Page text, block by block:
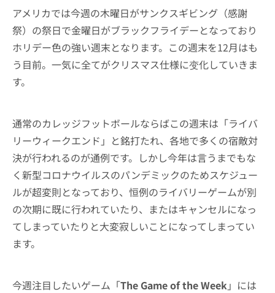
アメリカでは今週の木曜日がサンクスギビング（感謝
祭）の祭日で金曜日がブラックフライデーとなっており
ホリデー色の強い週末となります。この週末を12月はも
う目前。一気に全てがクリスマス仕様に变化していきま
す。
通常のカレッジフットボールならばこの週末は「ライバ
リーウィークエンド」と銘打たれ、各地で多くの宿敵対
決が行われるのが通例です。しかし今年は言うまでもな
く新型コロナウイルスのパンデミックのためスケジュー
ルが超変則となっており、恒例のライバリーゲームが別
の次期に既に行われていたり、またはキャンセルになっ
てしまっていたりと大変寂しいことになってしまってい
ます。
今週注目したいゲーム「The Game of the Week」には